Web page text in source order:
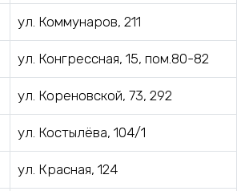
ул. Коммунаров, 211
ул. Конгрессная, 15, пом.80-82
ул. Кореновской, 73, 292
ул. Костылёва, 104/1
ул. Красная, 124